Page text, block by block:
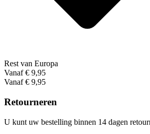
Rest van Europa
Vanaf € 9,95
Vanaf € 9,95
Retourneren
U kunt uw bestelling binnen 14 dagen